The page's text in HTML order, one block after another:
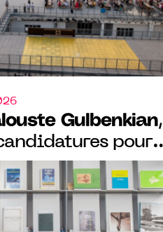
Gulbenkian,
pour
résidence
de la